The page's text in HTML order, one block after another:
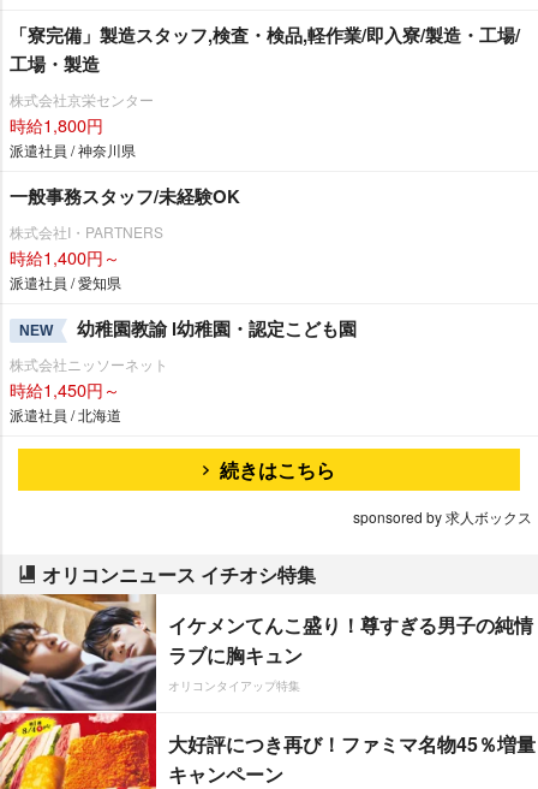
「寮完備」製造スタッフ,検査・検品,軽作業/即入寮/製造・工場/
工場・製造
株式会社京栄センター
時給1,800円
派遣社員 / 神奈川県
一般事務スタッフ/未経験OK
株式会社I・PARTNERS
時給1,400円～
派遣社員 / 愛知県
NEW 幼稚園教諭 l幼稚園・認定こども園
株式会社ニッソーネット
時給1,450円～
派遣社員 / 北海道
続きはこちら
sponsored by 求人ボックス
オリコンニュース イチオシ特集
イケメンてんこ盛り！尊すぎる男子の純情
ラブに胸キュン
オリコンタイアップ特集
大好評につき再び！ファミマ名物45％増量
キャンペーン